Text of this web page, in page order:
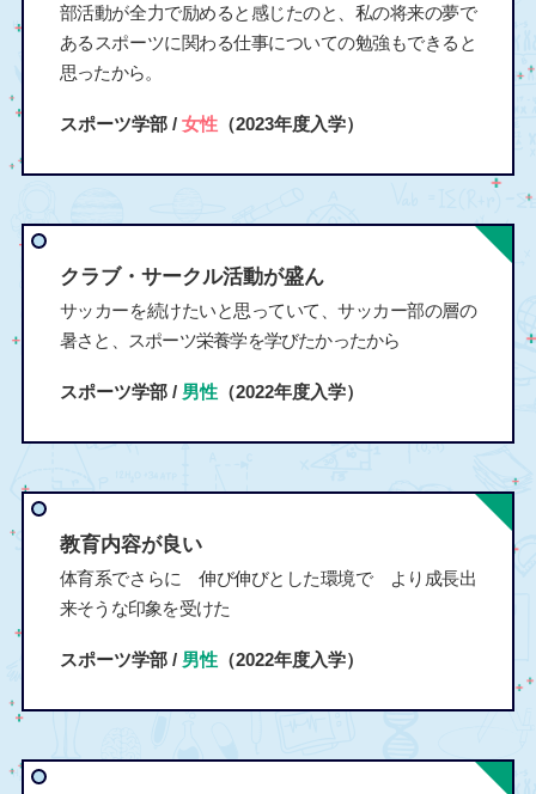
部活動が全力で励めると感じたのと、私の将来の夢で
あるスポーツに関わる仕事についての勉強もできると
思ったから。
スポーツ学部 / 女性（2023年度入学）
クラブ・サークル活動が盛ん
サッカーを続けたいと思っていて、サッカー部の層の
暑さと、スポーツ栄養学を学びたかったから
スポーツ学部 / 男性（2022年度入学）
教育内容が良い
体育系でさらに 伸び伸びとした環境で より成長出
来そうな印象を受けた
スポーツ学部 / 男性（2022年度入学）